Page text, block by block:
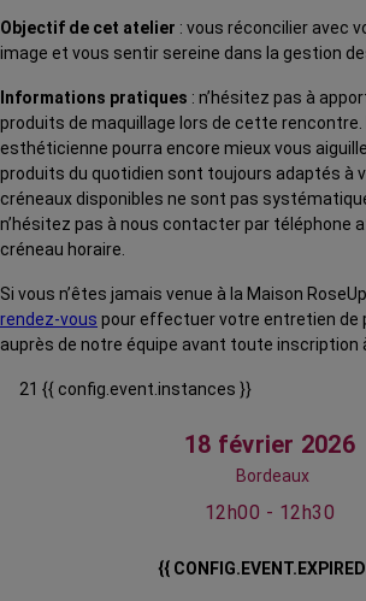
Objectif de cet atelier : vous réconcilier avec
image et vous sentir sereine dans la gestion
Informations pratiques : n’hésitez pas à
produits de maquillage lors de cette rencontre.
esthéticienne pourra encore mieux vous
produits du quotidien sont toujours adaptés à
créneaux disponibles ne sont pas
n’hésitez pas à nous contacter par téléphone
créneau horaire.
Si vous n’êtes jamais venue à la Maison
rendez-vous pour effectuer votre entretien de
auprès de notre équipe avant toute inscription
21 {{ config.event.instances }}
18 février 2026
Bordeaux
12h00 - 12h30
{{